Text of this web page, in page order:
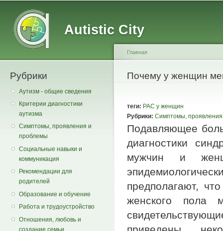
Autistic City
Рубрики
Аутизм - общие сведения
Критерии диагностики
аутизма
Симптомы, проявления и
проблемы
Социальные навыки и
коммуникация
Рекомендации для
родителей
Образование и обучение
Работа и трудоустройство
Отношения, любовь и
создание семьи
You are here
Главная
Почему у женщин
теги: РАС у женщин
Рубрики: Симптомы,
Подавляющее
диагностики
мужчин и
предполагают,
женского пола